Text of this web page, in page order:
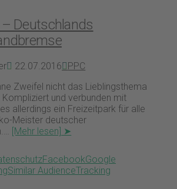
Deutschlands
22.07.2016
PPC
Zweifel nicht das Lieblingsthema
und verbunden mit
allerdings ein Freizeitpark für alle
Meister deutscher
[Mehr lesen] ➤
FacebookGoogle
Similar AudienceTracking